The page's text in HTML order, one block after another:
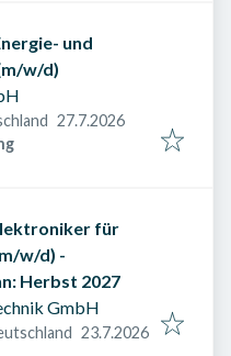
und
w/d)
Veröffentlicht am
27.7.2026
für
w/d) -
Herbst 2027
GmbH
Veröffentlicht am
23.7.2026